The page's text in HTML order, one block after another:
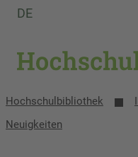
DE
Hochschulbibliothek
Neuigkeiten